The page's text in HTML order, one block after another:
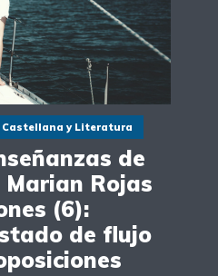
Castellana y Literatura
de
Rojas
(6):
de flujo